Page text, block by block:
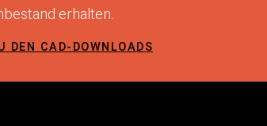
erhalten.
DEN CAD-DOWNLOADS